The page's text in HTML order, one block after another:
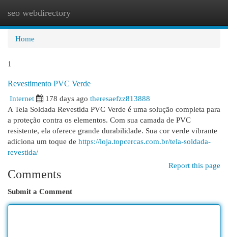
seo webdirectory
Home
1
Revestimento PVC Verde
Internet
178 days ago theresaefzz813888
A Tela Soldada Revestida PVC Verde é uma solução completa para
a proteção contra os elementos. Com sua camada de PVC
resistente, ela oferece grande durabilidade. Sua cor verde vibrante
adiciona um toque de https://loja.topcercas.com.br/tela-soldada-
revestida/
Report this page
Comments
Submit a Comment